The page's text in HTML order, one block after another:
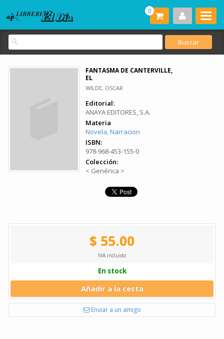
0
FANTASMA DE CANTERVILLE,
EL
WILDE, OSCAR
Editorial:
ANAYA EDITORES, S.A.
Materia
Novela, Narracion
ISBN:
978-968-453-155-0
Colección:
< Genérica >
$ 55.00
IVA incluido
En stock
Añadir a la cesta
Enviar a un amigo